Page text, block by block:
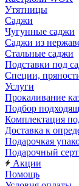
Утятницы
Саджи
Чугунные саджи
Саджи из
Стальные саджи
Подставки под
Специи,
Услуги
Прокаливание
Подбор
Комплектация
Доставка к
Подарочкая
Подарочный
Акции
Помощь